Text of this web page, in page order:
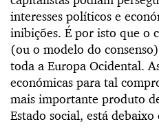
interesses políticos e
inibições. É por isto que o
(ou o modelo do
toda a Europa Ocidental.
económicas para tal
mais importante produto
Estado social, está debaixo